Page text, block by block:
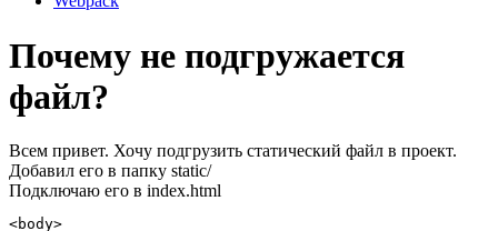
Почему не подгружается
файл?
Всем привет. Хочу подгрузить статический файл в проект.
Добавил его в папку static/
Подключаю его в index.html
<body>